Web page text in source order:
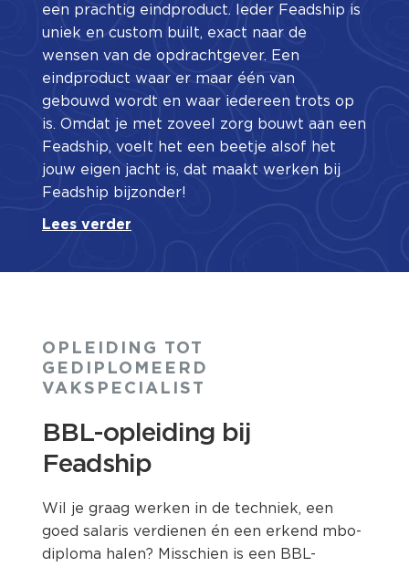
een prachtig eindproduct. Ieder Feadship is
uniek en custom built, exact naar de
wensen van de opdrachtgever. Een
eindproduct waar er maar één van
gebouwd wordt en waar iedereen trots op
is. Omdat je met zoveel zorg bouwt aan een
Feadship, voelt het een beetje alsof het
jouw eigen jacht is, dat maakt werken bij
Feadship bijzonder!
Lees verder
OPLEIDING TOT
GEDIPLOMEERD
VAKSPECIALIST
BBL-opleiding bij
Feadship
Wil je graag werken in de techniek, een
goed salaris verdienen én een erkend mbo-
diploma halen? Misschien is een BBL-